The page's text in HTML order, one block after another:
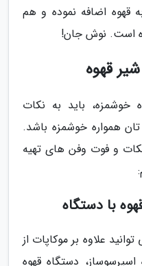
قهوه اضافه نموده و هم
است. نوش جان!
قهوه
خوشمزه، باید به نکات
همواره خوشمزه باشد.
و فوت وفن های تهیه
با دستگاه
علاوه بر موکاپات از
دستگاه قهوه